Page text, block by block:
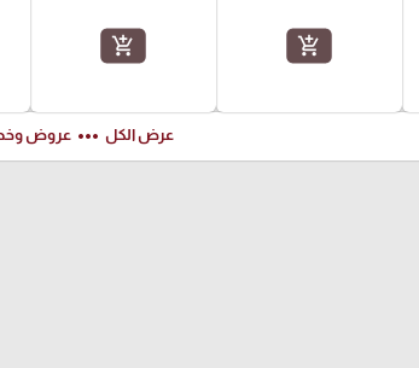
add_shopping_cart
add_shopping_cart
عرض الكل more_horiz عروض